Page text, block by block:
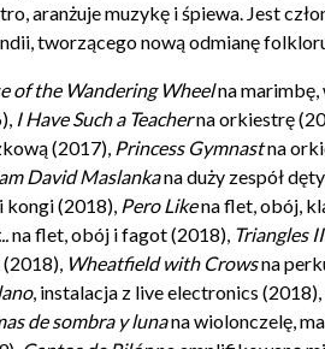
aranżuje muzykę i śpiewa. Jest
tworzącego nową odmianę
of the Wandering Wheelna
I Have Such a Teacherna orkiestrę
(2017), Princess Gymnastna
David Maslankana duży zespół
kongi (2018), Pero Likena flet, obój,
na flet, obój i fagot (2018), Triangles
Wheatfield with Crowsna
, instalacja z live electronics (2018),
de sombra y lunana wiolonczelę,